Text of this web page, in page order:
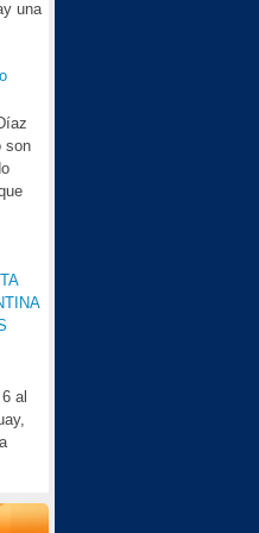
una
son
al